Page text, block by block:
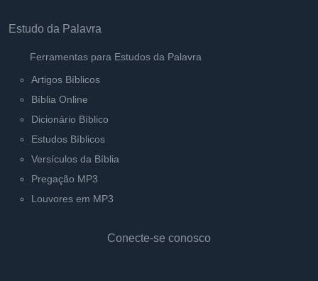
Estudo da Palavra
Ferramentas para Estudos da Palavra
Artigos Bíblicos
Bíblia Online
Dicionário Bíblico
Estudos Bíblicos
Versículos da Bíblia
Pregação MP3
Louvores em MP3
Conecte-se conosco